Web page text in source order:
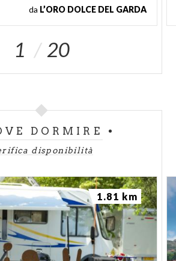
da L’ORO DOLCE DEL GARDA
1 20
DORMIRE
disponibilità
1.81 km